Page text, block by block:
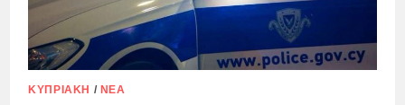
ΚΥΠΡΙΑΚΉ / ΝΈΑ